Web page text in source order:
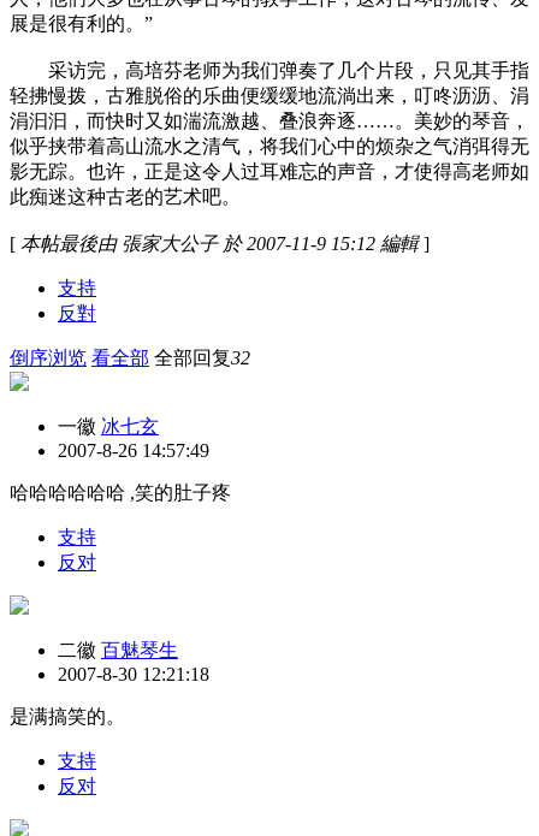
展是很有利的。”
采访完，高培芬老师为我们弹奏了几个片段，只见其手指
轻拂慢拨，古雅脱俗的乐曲便缓缓地流淌出来，叮咚沥沥、涓
涓汩汩，而快时又如湍流激越、叠浪奔逐……。美妙的琴音，
似乎挟带着高山流水之清气，将我们心中的烦杂之气消弭得无
影无踪。也许，正是这令人过耳难忘的声音，才使得高老师如
此痴迷这种古老的艺术吧。
[ 本帖最後由 張家大公子 於 2007-11-9 15:12 編輯]
支持
反對
倒序浏览 看全部 全部回复32
一徽 冰七玄
2007-8-26 14:57:49
哈哈哈哈哈哈 ,笑的肚子疼
支持
反对
二徽 百魅琴生
2007-8-30 12:21:18
是满搞笑的。
支持
反对